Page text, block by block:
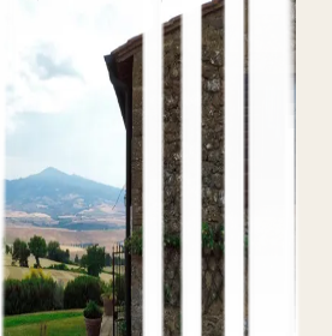
La Guía Completa
Independientes
Local + Búsqueda
independientes consiguen
desde buscadores: